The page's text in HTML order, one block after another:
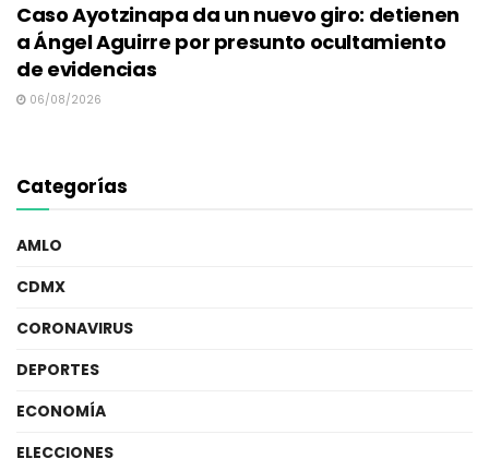
Caso Ayotzinapa da un nuevo giro: detienen
a Ángel Aguirre por presunto ocultamiento
de evidencias
06/08/2026
Categorías
AMLO
CDMX
CORONAVIRUS
DEPORTES
ECONOMÍA
ELECCIONES